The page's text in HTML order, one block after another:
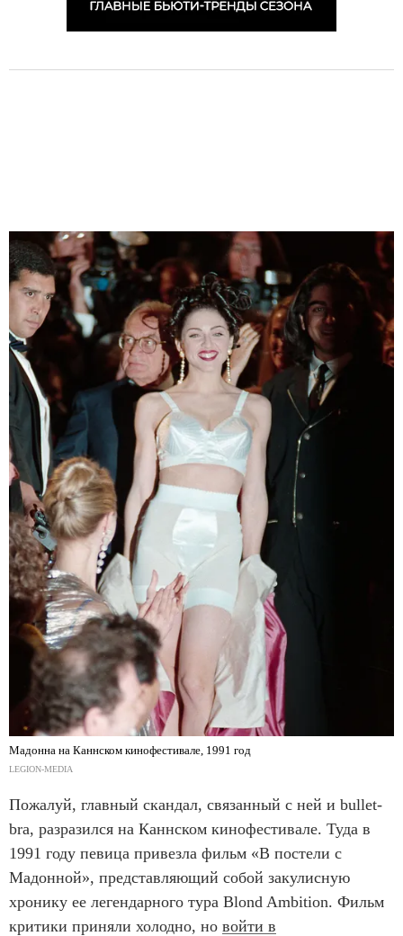
Мадонна на Каннском кинофестивале, 1991 год
LEGION-MEDIA
Пожалуй, главный скандал, связанный с ней и bullet-
bra, разразился на Каннском кинофестивале. Туда в
1991 году певица привезла фильм «В постели с
Мадонной», представляющий собой закулисную
хронику ее легендарного тура Blond Ambition. Фильм
критики приняли холодно, но войти в